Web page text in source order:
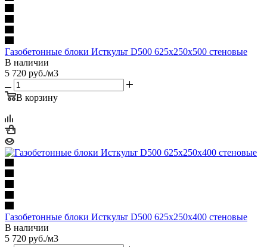
Газобетонные блоки Исткульт D500 625х250х500 стеновые
В наличии
5 720 руб./м3
В корзину
Газобетонные блоки Исткульт D500 625х250х400 стеновые
В наличии
5 720 руб./м3